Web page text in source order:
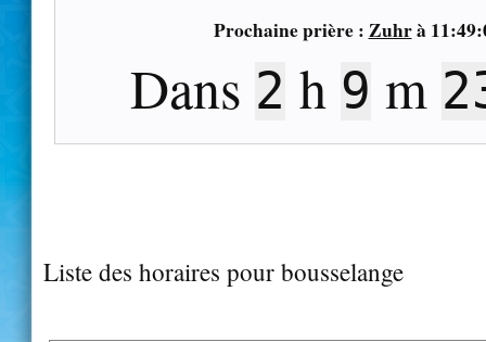
Prochaine prière : Zuhrà
Dans 2 h 9 m
Liste des horaires pour bousselange